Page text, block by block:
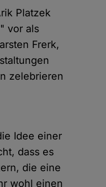
Platzek
vor als
Frerk,
zelebrieren
Idee einer
dass es
die eine
wohl einen